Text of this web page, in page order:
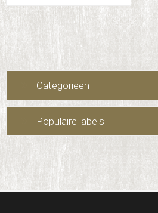
Categorieen
Populaire labels